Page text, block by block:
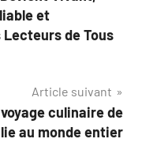
et
de Tous
Article suivant
voyage culinaire de
au monde entier